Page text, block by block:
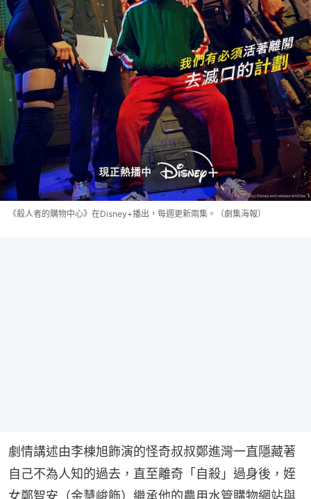
《殺人者的購物中心》在Disney+播出，每週更新兩集。（劇集海報）
劇情講述由李棟旭飾演的怪奇叔叔鄭進灣一直隱藏著
自己不為人知的過去，直至離奇「自殺」過身後，姪
女鄭智安（金慧峻飾）繼承他的農用水管購物網站與